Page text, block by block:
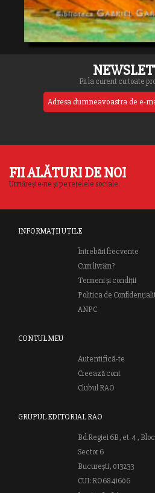
Fii la curent cu toate
FII ALĂTURI DE NOI
Urmărește-ne și pe rețelele sociale.
INFORMAȚII UTILE
Întrebări frecvente
Cum livrăm?
Termeni și condiții
Politica de
ANPC
CONTUL MEU
Autentifică-te
Creează cont
Clubul RAO
GRUPUL EDITORIAL RAO
Bd.Regiei 6B, et. 4 ,
Sector 6
București, 013233
CUI: RO6841606